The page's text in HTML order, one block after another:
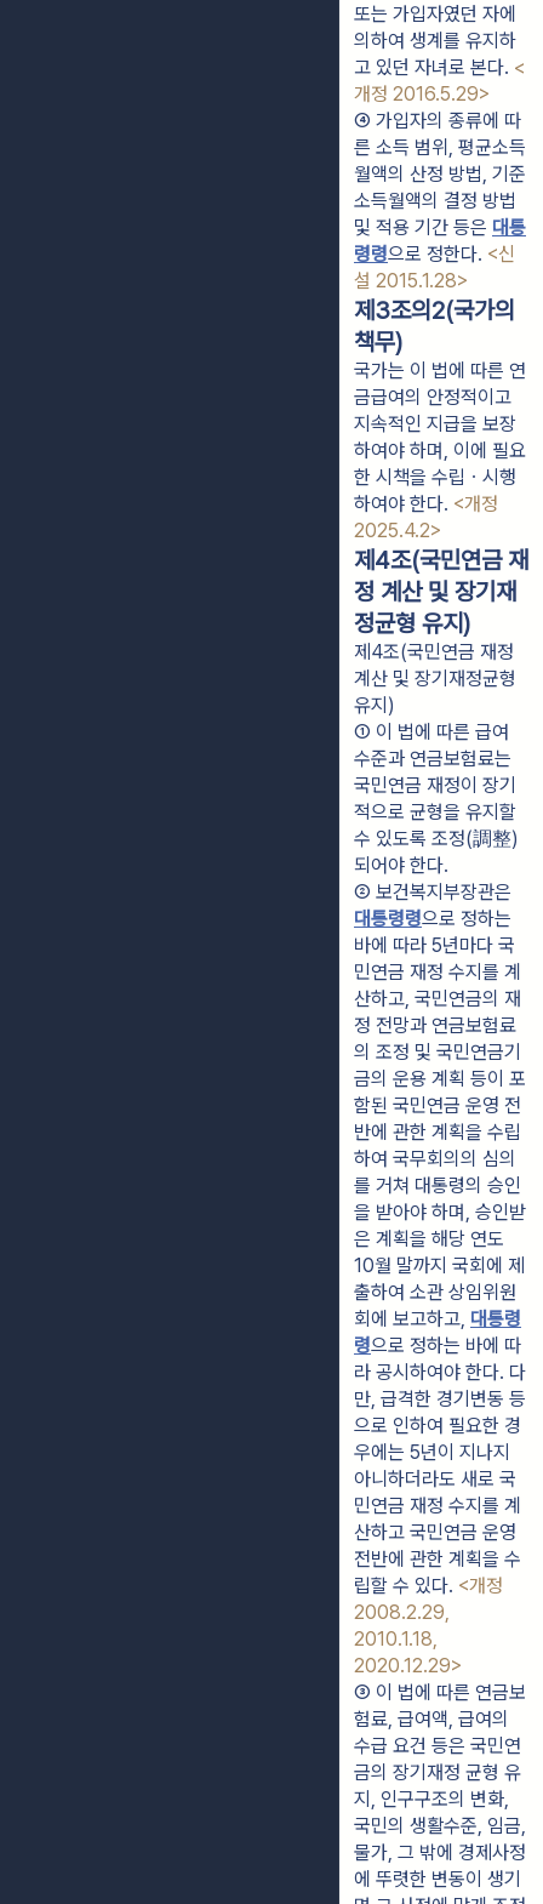
또는 가입자였던 자에
의하여 생계를 유지하
고 있던 자녀로 본다. <
개정 2016.5.29>
④ 가입자의 종류에 따
른 소득 범위, 평균소득
월액의 산정 방법, 기준
소득월액의 결정 방법
및 적용 기간 등은 대통
령령으로 정한다. <신
설 2015.1.28>
제3조의2(국가의
책무)
국가는 이 법에 따른 연
금급여의 안정적이고
지속적인 지급을 보장
하여야 하며, 이에 필요
한 시책을 수립ㆍ시행
하여야 한다. <개정
2025.4.2>
제4조(국민연금 재
정 계산 및 장기재
정균형 유지)
제4조(국민연금 재정
계산 및 장기재정균형
유지)
① 이 법에 따른 급여
수준과 연금보험료는
국민연금 재정이 장기
적으로 균형을 유지할
수 있도록 조정(調整)
되어야 한다.
대통령령으로 정하는
바에 따라 5년마다 국
민연금 재정 수지를 계
산하고, 국민연금의 재
정 전망과 연금보험료
의 조정 및 국민연금기
금의 운용 계획 등이 포
함된 국민연금 운영 전
반에 관한 계획을 수립
하여 국무회의의 심의
를 거쳐 대통령의 승인
을 받아야 하며, 승인받
은 계획을 해당 연도
10월 말까지 국회에 제
출하여 소관 상임위원
회에 보고하고, 대통령
령으로 정하는 바에 따
라 공시하여야 한다. 다
만, 급격한 경기변동 등
으로 인하여 필요한 경
우에는 5년이 지나지
아니하더라도 새로 국
민연금 재정 수지를 계
산하고 국민연금 운영
전반에 관한 계획을 수
립할 수 있다. <개정
2008.2.29,
2010.1.18,
2020.12.29>
③ 이 법에 따른 연금보
험료, 급여액, 급여의
수급 요건 등은 국민연
금의 장기재정 균형 유
지, 인구구조의 변화,
국민의 생활수준, 임금,
물가, 그 밖에 경제사정
에 뚜렷한 변동이 생기